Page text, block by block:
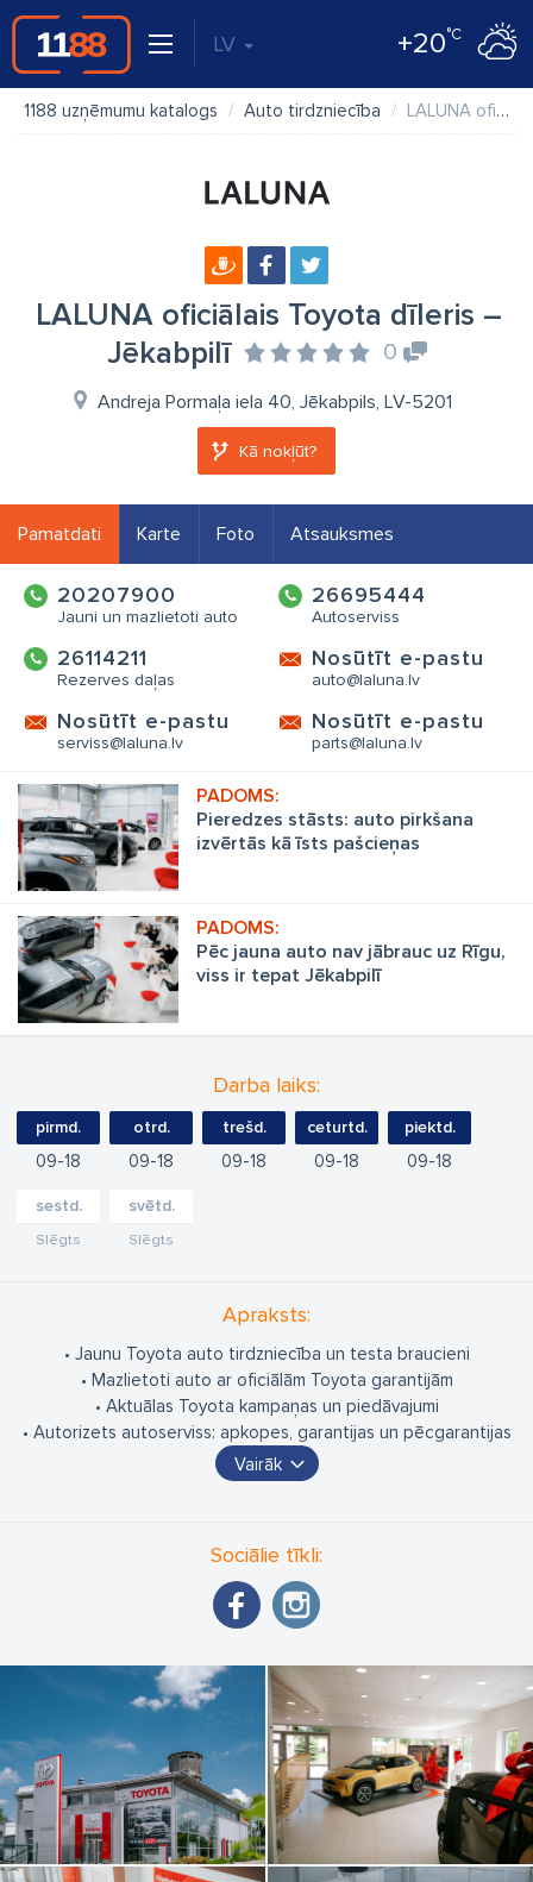
LV +20°C
1188 uzņēmumu katalogs Auto tirdzniecība LALUNA oficiālais Toyota dīleris – Jēkabpilī
LALUNA oficiālais Toyota dīleris –
Jēkabpilī
0
Andreja Pormaļa iela 40, Jēkabpils, LV-5201
Kā nokļūt?
Pamatdati Karte Foto Atsauksmes
20207900
Jauni un mazlietoti auto
26695444
Autoserviss
26114211
Rezerves daļas
Nosūtīt e-pastu
auto@laluna.lv
Nosūtīt e-pastu
serviss@laluna.lv
Nosūtīt e-pastu
parts@laluna.lv
Pieredzes stāsts: auto pirkšana
izvērtās kā īsts pašcieņas
Pēc jauna auto nav jābrauc uz Rīgu,
viss ir tepat Jēkabpilī
Darba laiks:
pirmd.
09 18
otrd.
09 18
trešd.
09 18
ceturtd.
09 18
piektd.
09 18
sestd.
Slēgts
svētd.
Slēgts
Apraksts:
• Jaunu Toyota auto tirdzniecība un testa braucieni
• Mazlietoti auto ar oficiālām Toyota garantijām
• Aktuālas Toyota kampaņas un piedāvajumi
• Autorizets autoserviss: apkopes, garantijas un pēcgarantijas
remonti
• Oriģinālo Toyota rezerves daļu un aksesuāru tirdzniecība
pilnu pakalpojumu spektru gan privātpersonām, gan
uzņēmumiem. Mūsu piedāvājumā ietilpst jaunu un mazlietotu
Toyota automašīnu tirdzniecība, izdevīgi līzinga un
tam nodrošinām pretkorozijas apstrādi, tehniskās apkopes un
nolietojuma remontdarbus.
LALUNA – Jūsu uzticamais partneris visos ar automašīnām
saistītajos jautājumos.
Vairāk
Sociālie tīkli: